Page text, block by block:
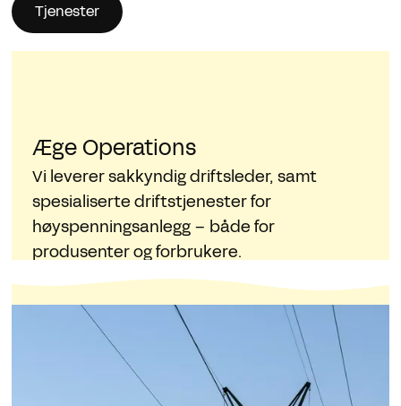
Tjenester
Æge Operations
Vi leverer sakkyndig driftsleder, samt
spesialiserte driftstjenester for
høyspenningsanlegg – både for
produsenter og forbrukere.